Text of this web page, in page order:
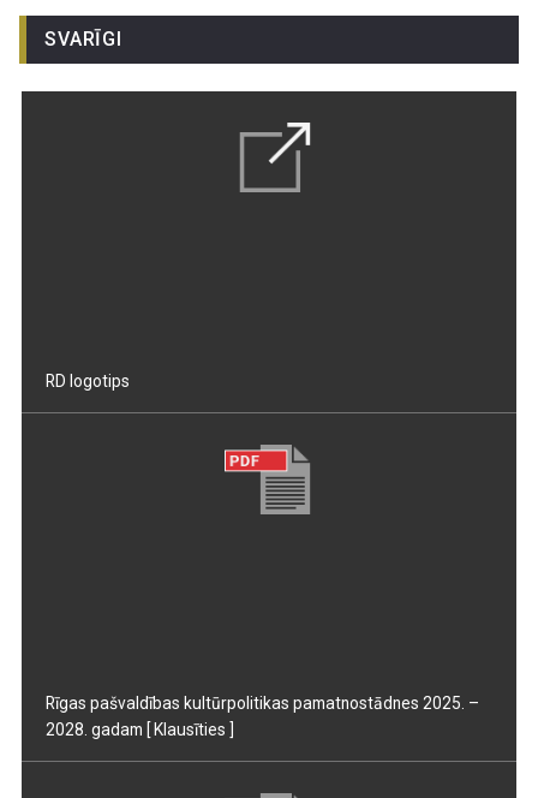
SVARĪGI
RD logotips
Rīgas pašvaldības kultūrpolitikas pamatnostādnes 2025. –
2028. gadam [ Klausīties ]